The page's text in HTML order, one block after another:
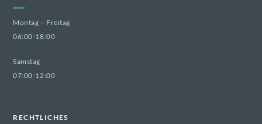
Montag – Freitag
06:00-18:00
Samstag
07:00-12:00
RECHTLICHES